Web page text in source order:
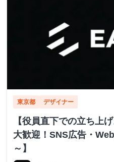
東京都 デザイナー
【役員直下での立ち上
大歓迎！SNS広告・
～】